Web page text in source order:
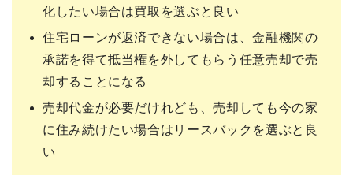
化したい場合は買取を選ぶと良い
住宅ローンが返済できない場合は、金融機関の
承諾を得て抵当権を外してもらう任意売却で売
却することになる
売却代金が必要だけれども、売却しても今の家
に住み続けたい場合はリースバックを選ぶと良
い